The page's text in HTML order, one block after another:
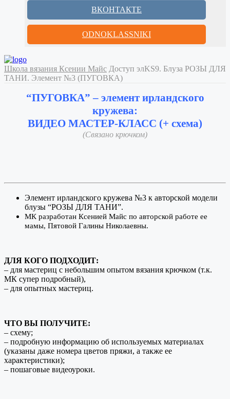
ВКОНТАКТЕ
ODNOKLASSNIKI
Школа вязания Ксении Майс Доступ элKS9. Блуза РОЗЫ ДЛЯ
ТАНИ. Элемент №3 (ПУГОВКА)
“ПУГОВКА” – элемент ирландского
кружева:
ВИДЕО МАСТЕР-КЛАСС (+ схема)
(Связано крючком)
Элемент ирландского кружева №3 к авторской модели
блузы “РОЗЫ ДЛЯ ТАНИ”.
МК разработан Ксенией Майс по авторской работе ее
мамы, Пятовой Галины Николаевны.
ДЛЯ КОГО ПОДХОДИТ:
– для мастериц с небольшим опытом вязания крючком (т.к.
МК супер подробный),
– для опытных мастериц.
ЧТО ВЫ ПОЛУЧИТЕ:
– схему;
– подробную информацию об используемых материалах
(указаны даже номера цветов пряжи, а также ее
характеристики);
– пошаговые видеоуроки.